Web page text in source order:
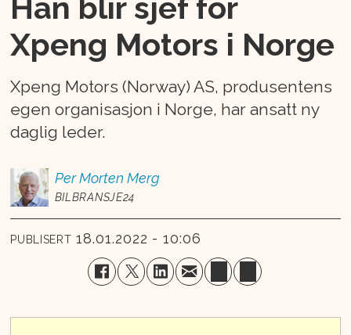
Han blir sjef for
Xpeng Motors i Norge
Xpeng Motors (Norway) AS, produsentens
egen organisasjon i Norge, har ansatt ny
daglig leder.
Per Morten Merg
BILBRANSJE24
PUBLISERT 18.01.2022 - 10:06